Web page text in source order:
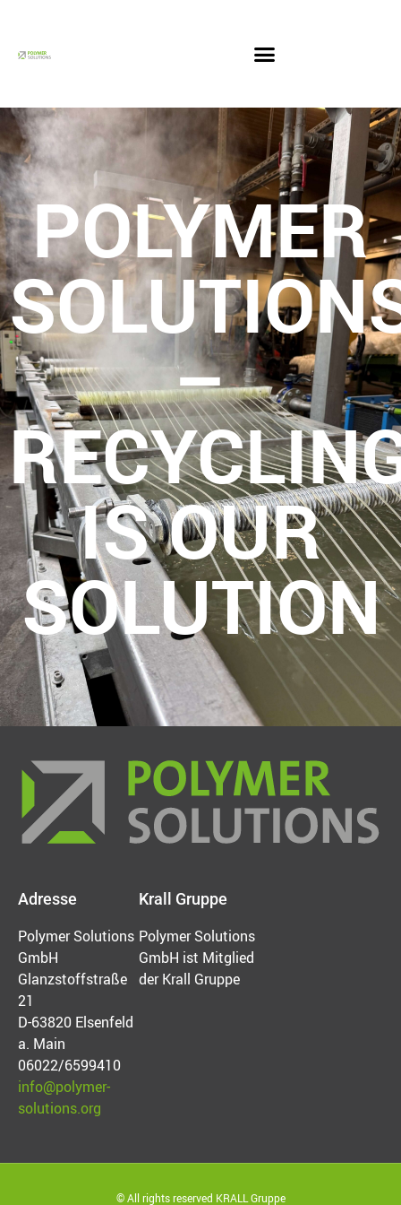
POLYMER
–
IS OUR
SOLUTION
Adresse
Polymer Solutions
GmbH
Glanzstoffstraße
21
D-63820 Elsenfeld
a. Main
06022/6599410
info@polymer-
solutions.org
Krall Gruppe
Polymer Solutions
GmbH ist Mitglied
der Krall Gruppe
© All rights reserved KRALL Gruppe